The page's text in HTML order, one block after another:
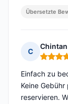
Übersetzte
C
Chintan
Einfach zu
Keine
reservieren.